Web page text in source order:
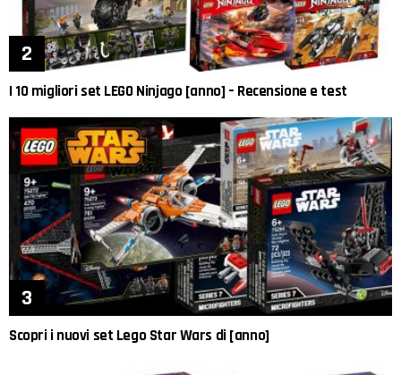
I 10 migliori set LEGO Ninjago [anno] – Recensione e test
Scopri i nuovi set Lego Star Wars di [anno]